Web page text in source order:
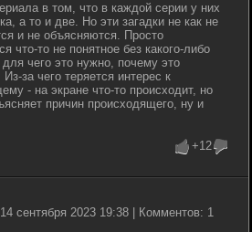
в том, что в каждой серии у них
а то и две. Но эти загадки не как не
и не объясняются. Просто
что-то не понятное без какого-либо
чего это нужно, почему это
Из-за чего теряется интерес к
- на экране что-то происходит, но
причин происходящего, ну и
+12
сентября 2023 19:38 | Комментов: 1